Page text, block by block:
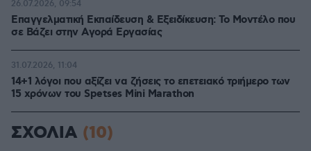
Επαγγελματική Εκπαίδευση & Εξειδίκευση: Το Mοντέλο που
σε Bάζει στην Aγορά Eργασίας
26.07.2026, 09:54
14+1 λόγοι που αξίζει να ζήσεις το επετειακό τριήμερο των
15 χρόνων του Spetses Mini Marathon
31.07.2026, 11:04
ΣΧΟΛΙΑ (10)